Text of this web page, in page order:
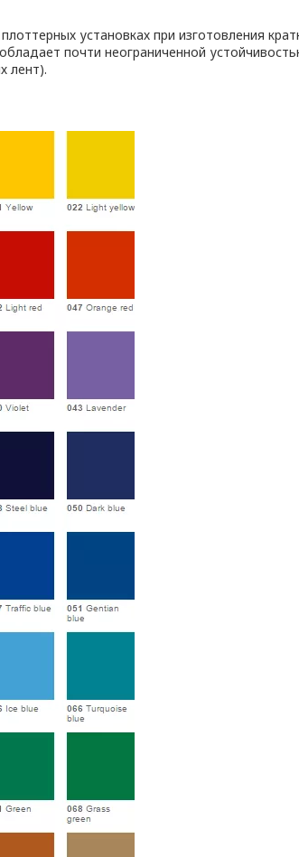
установках при изготовления
почти неограниченной
лент).